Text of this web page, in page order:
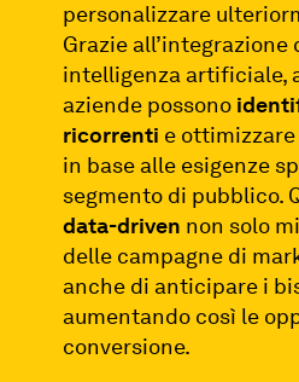
personalizzare
Grazie all’integrazione
intelligenza artificiale,
aziende possono
ricorrenti e
in base alle esigenze
segmento di pubblico.
data-driven non solo
delle campagne di
anche di anticipare i
aumentando così le
conversione.